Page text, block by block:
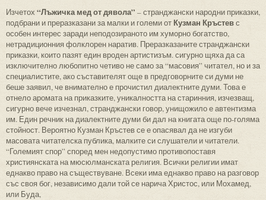
Изчетох “Лъжичка мед от дявола” – странджански народни приказки,
подбрани и преразказани за малки и големи от Кузман Кръстевс
особен интерес заради неподозираното им хуморно богатство,
нетрадиционния фолклорен наратив. Преразказаните странджански
приказки, които пазят един вроден артистизъм. сигурно щяха да са
изключително любопитно четиво не само за “масовия” читател, но и за
специалистите, ако съставителят още в предговорните си думи не
беше заявил, че внимателно е прочистил диалектните думи. Това е
отнело аромата на приказките, уникалността на старинния, изчезващ,
сигурно вече изчезнал, странджански говор, унищожило е автентизма
им. Един речник на диалектните думи би дал на книгата още по-голяма
стойност. Вероятно Кузман Кръстев се е опасявал да не изгуби
масовата читателска публика, малките си слушатели и читатели.
“Големият спор” според мен недопустимо противопоставя
християнската на мюсюлманската религия. Всички религии имат
еднакво право на съществуване. Всеки има еднакво право на разговор
със своя бог, независимо дали той се нарича Христос, или Мохамед,
или Буда,